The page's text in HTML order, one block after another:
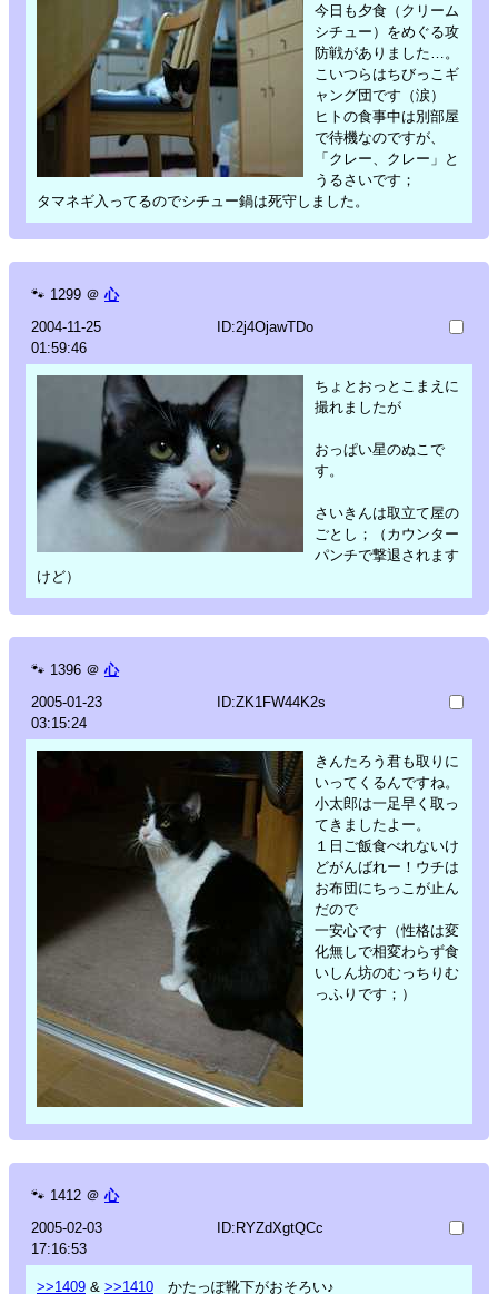
今日も夕食（クリーム
シチュー）をめぐる攻
防戦がありました…。
こいつらはちびっこギ
ャング団です（涙）
ヒトの食事中は別部屋
で待機なのですが、
「クレー、クレー」と
うるさいです；
タマネギ入ってるのでシチュー鍋は死守しました。
🐾 1299 ＠ 心
2004-11-25
01:59:46
ID:2j4OjawTDo
ちょとおっとこまえに
撮れましたが
おっぱい星のぬこで
す。
さいきんは取立て屋の
ごとし；（カウンター
パンチで撃退されます
けど）
🐾 1396 ＠ 心
2005-01-23
03:15:24
ID:ZK1FW44K2s
きんたろう君も取りに
いってくるんですね。
小太郎は一足早く取っ
てきましたよー。
１日ご飯食べれないけ
どがんばれー！ウチは
お布団にちっこが止ん
だので
一安心です（性格は変
化無しで相変わらず食
いしん坊のむっちりむ
っふりです；）
🐾 1412 ＠ 心
2005-02-03
17:16:53
ID:RYZdXgtQCc
>>1409 & >>1410 かたっぽ靴下がおそろい♪